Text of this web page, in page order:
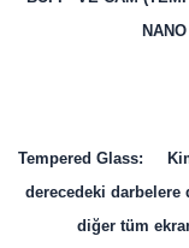
Tempered Glass:
derecedeki darbelere
diğer tüm